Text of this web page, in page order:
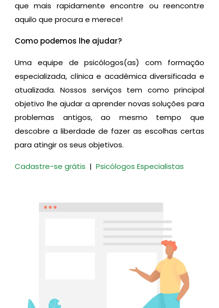
que mais rapidamente encontre ou reencontre
aquilo que procura e merece!
Como podemos lhe ajudar?
Uma equipe de psicólogos(as) com formação
especializada, clínica e acadêmica diversificada e
atualizada. Nossos serviços tem como principal
objetivo lhe ajudar a aprender novas soluções para
problemas antigos, ao mesmo tempo que
descobre a liberdade de fazer as escolhas certas
para atingir os seus objetivos.
Cadastre-se grátis | Psicólogos Especialistas